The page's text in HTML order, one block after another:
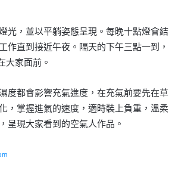
光，並以平躺姿態呈現。每晚十點燈會結
作直到接近午夜。隔天的下午三點一到，
大家面前。
度都會影響充氣進度，在充氣前要先在草
，掌握進氣的速度，適時裝上負重，溫柔
呈現大家看到的空氣人作品。